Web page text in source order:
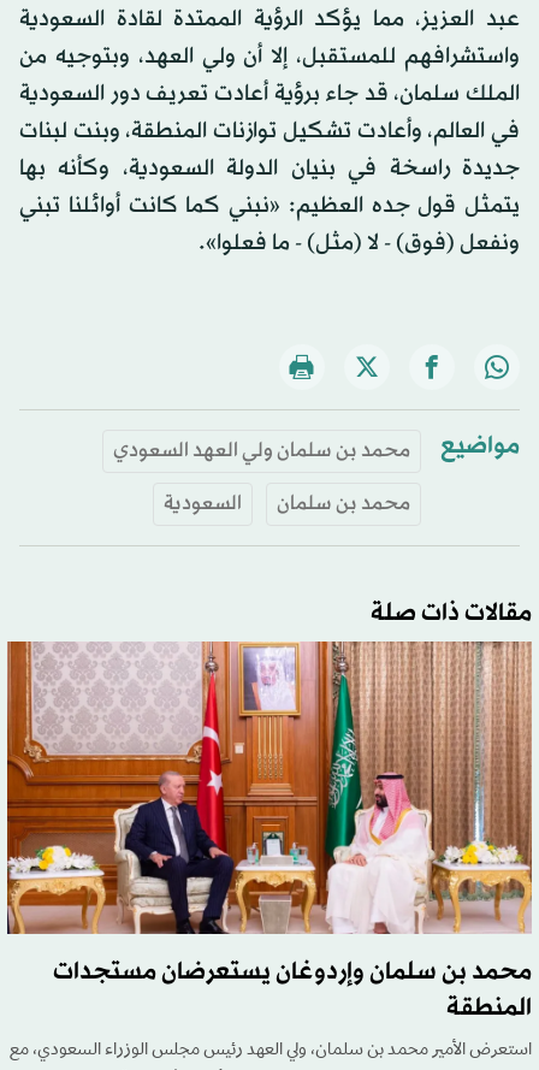
عبد العزيز، مما يؤكد الرؤية الممتدة لقادة السعودية
واستشرافهم للمستقبل، إلا أن ولي العهد، وبتوجيه من
الملك سلمان، قد جاء برؤية أعادت تعريف دور السعودية
في العالم، وأعادت تشكيل توازنات المنطقة، وبنت لبنات
جديدة راسخة في بنيان الدولة السعودية، وكأنه بها
يتمثل قول جده العظيم: «نبني كما كانت أوائلنا تبني
ونفعل (فوق) - لا (مثل) - ما فعلوا».
مواضيع
محمد بن سلمان ولي العهد السعودي
محمد بن سلمان
السعودية
مقالات ذات صلة
محمد بن سلمان وإردوغان يستعرضان مستجدات
المنطقة
استعرض الأمير محمد بن سلمان، ولي العهد رئيس مجلس الوزراء السعودي، مع